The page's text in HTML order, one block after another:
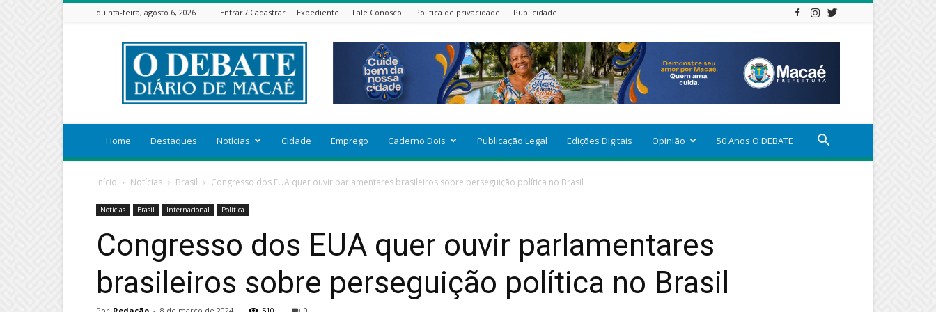
quinta-feira, agosto 6, 2026 Entrar / Cadastrar Expediente Fale Conosco Política de privacidade Publicidade
ODEBATEON
Home Destaques Notícias Cidade Emprego Caderno Dois Publicação Legal Edições Digitais Opinião 50 Anos O DEBATE
Início Notícias Brasil Congresso dos EUA quer ouvir parlamentares brasileiros sobre perseguição política no Brasil
Notícias Brasil Internacional Política
Congresso dos EUA quer ouvir parlamentares
brasileiros sobre perseguição política no Brasil